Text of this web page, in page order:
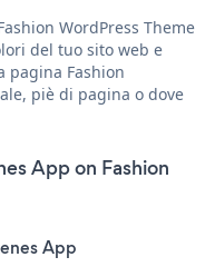
WordPress Theme
del tuo sito web e
pagina Fashion
piè di pagina o dove
App on Fashion
App